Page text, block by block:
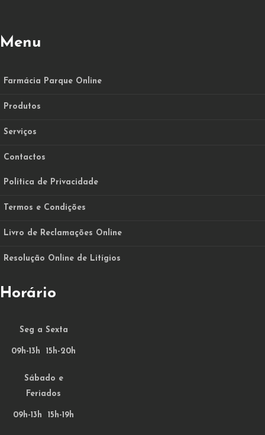
Menu
Farmácia Parque Online
Produtos
Serviços
Contactos
Política de Privacidade
Termos e Condições
Livro de Reclamações Online
Resolução Online de Litígios
Horário
Seg a Sexta
09h-13h 15h-20h
Sábado e
Feriados
09h-13h 15h-19h